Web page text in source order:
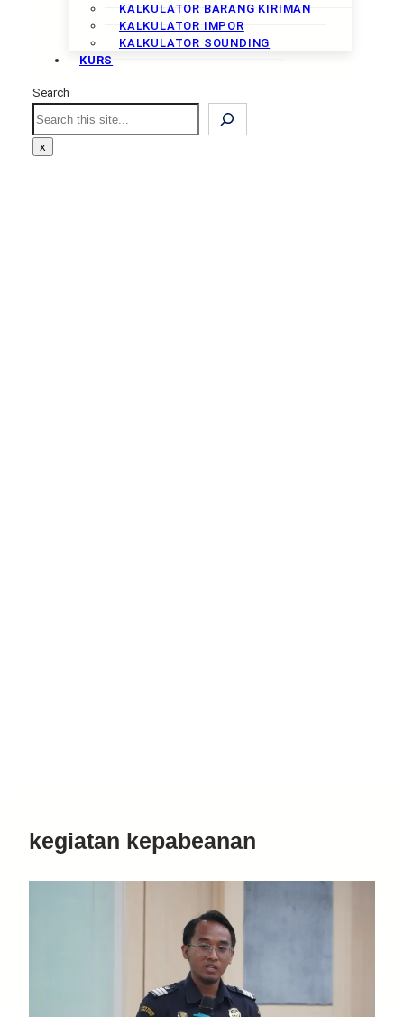
KALKULATOR BARANG KIRIMAN
KALKULATOR IMPOR
KALKULATOR SOUNDING
KURS
Search
Search
x
kegiatan kepabeanan